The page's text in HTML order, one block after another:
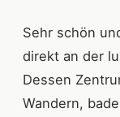
Sehr schön
direkt an der
Dessen
Wandern,